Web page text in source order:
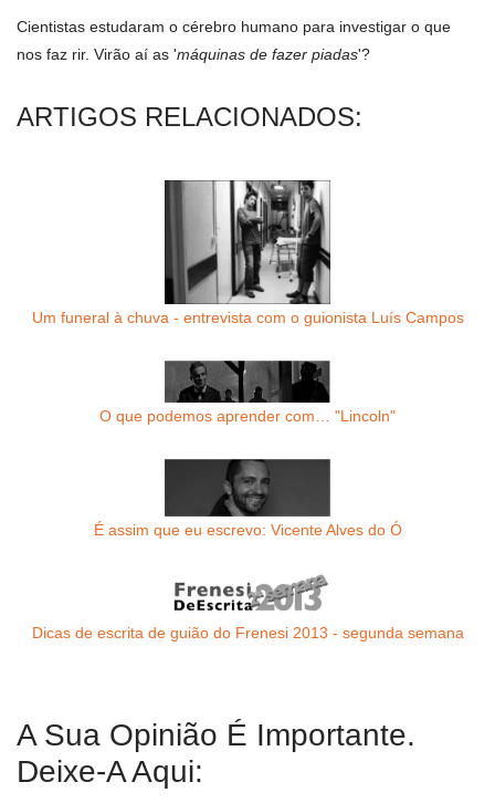
Cientistas estudaram o cérebro humano para investigar o que
nos faz rir. Virão aí as 'máquinas de fazer piadas'?
ARTIGOS RELACIONADOS:
Um funeral à chuva - entrevista com o guionista Luís Campos
O que podemos aprender com… "Lincoln"
É assim que eu escrevo: Vicente Alves do Ó
Dicas de escrita de guião do Frenesi 2013 - segunda semana
A Sua Opinião É Importante.
Deixe-A Aqui: